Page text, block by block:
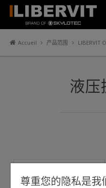
Accueil 产品范围 LIBERVIT
液压
尊重您的隐私是我